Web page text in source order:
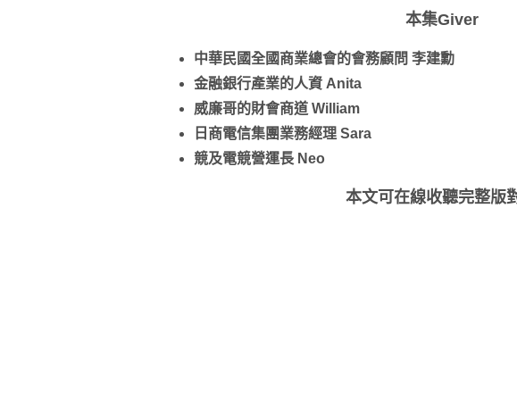
本集Giver
中華民國全國商業總會的會務顧問 李建勳
金融銀行產業的人資 Anita
威廉哥的財會商道 William
日商電信集團業務經理 Sara
競及電競營運長 Neo
本文可在線收聽完整版